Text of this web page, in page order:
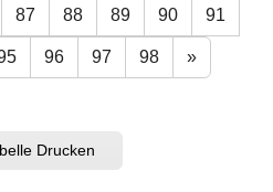
87 88 89 90 91
96 97 98 »
Drucken